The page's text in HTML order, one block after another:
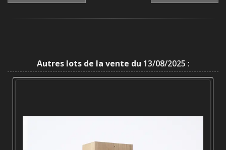
Autres lots de la vente du 13/08/2025 :